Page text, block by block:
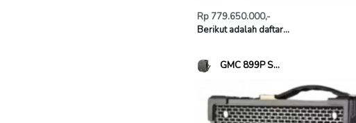
Rp 779.650.000,-
Berikut adalah daftar...
GMC 899P S...